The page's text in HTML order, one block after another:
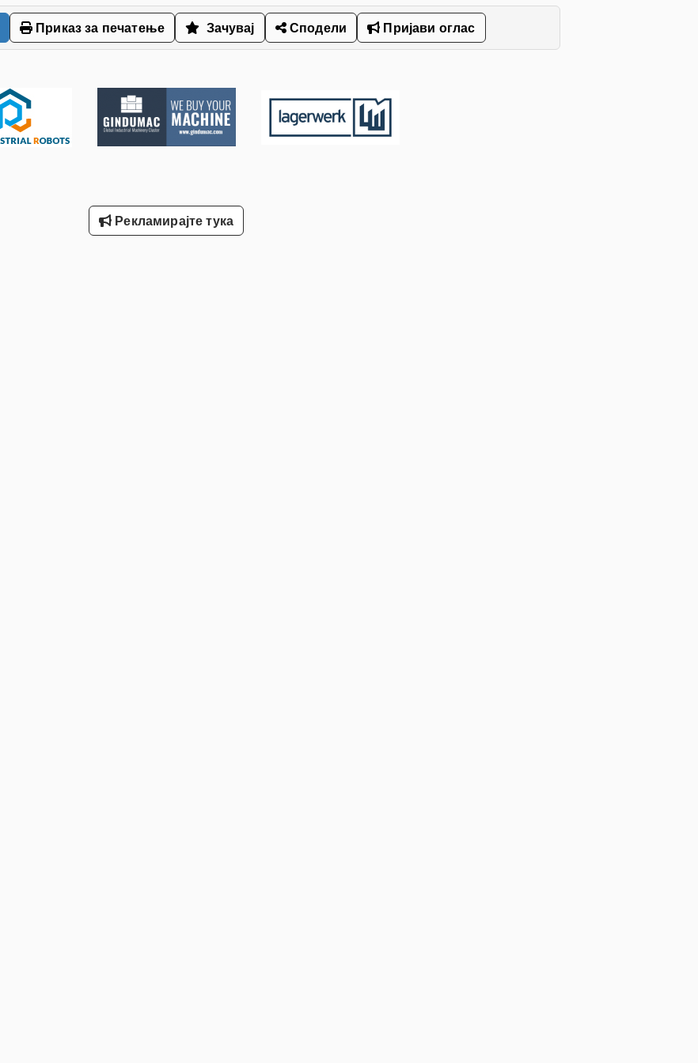
Приказ за печатење Зачувај Сподели Пријави оглас
Рекламирајте тука